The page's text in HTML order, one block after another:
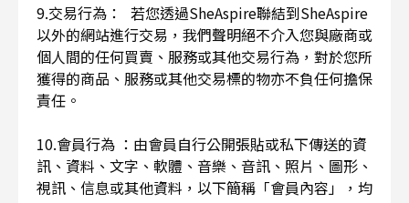
9.交易行為： 若您透過SheAspire聯結到SheAspire
以外的網站進行交易，我們聲明絕不介入您與廠商或
個人間的任何買賣、服務或其他交易行為，對於您所
獲得的商品、服務或其他交易標的物亦不負任何擔保
責任。
10.會員行為 ：由會員自行公開張貼或私下傳送的資
訊、資料、文字、軟體、音樂、音訊、照片、圖形、
視訊、信息或其他資料，以下簡稱「會員內容」，均